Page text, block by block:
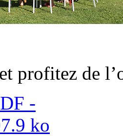
profitez de